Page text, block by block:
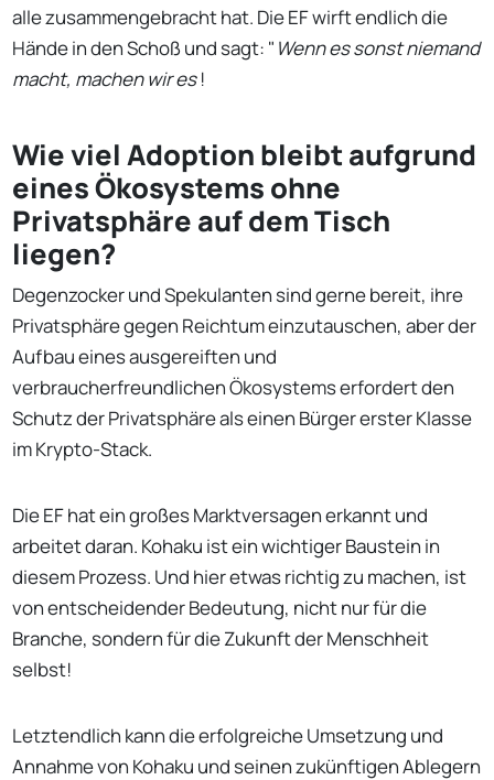
alle zusammengebracht hat. Die EF wirft endlich die
Hände in den Schoß und sagt: " Wenn es sonst niemand
macht, machen wir es !
Wie viel Adoption bleibt aufgrund
eines Ökosystems ohne
Privatsphäre auf dem Tisch
liegen?
Degenzocker und Spekulanten sind gerne bereit, ihre
Privatsphäre gegen Reichtum einzutauschen, aber der
Aufbau eines ausgereiften und
verbraucherfreundlichen Ökosystems erfordert den
Schutz der Privatsphäre als einen Bürger erster Klasse
im Krypto-Stack.
Die EF hat ein großes Marktversagen erkannt und
arbeitet daran. Kohaku ist ein wichtiger Baustein in
diesem Prozess. Und hier etwas richtig zu machen, ist
von entscheidender Bedeutung, nicht nur für die
Branche, sondern für die Zukunft der Menschheit
selbst!
Letztendlich kann die erfolgreiche Umsetzung und
Annahme von Kohaku und seinen zukünftigen Ablegern